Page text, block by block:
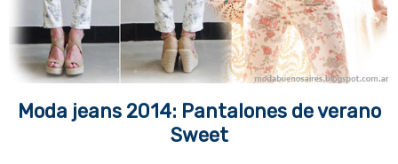
Moda jeans 2014: Pantalones de verano
Sweet